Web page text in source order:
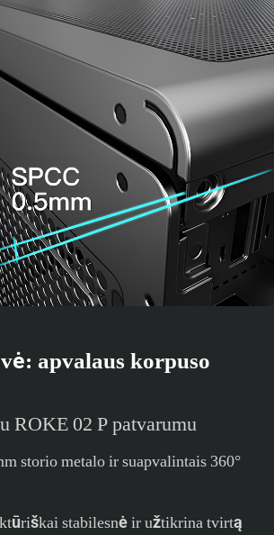
apvalaus korpuso
ROKE 02 P patvarumu
storio metalo ir suapvalintais 360°
stabilesnė ir užtikrina tvirtą